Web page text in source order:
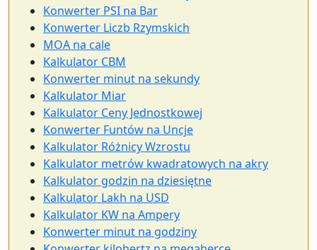
Konwerter PSI na Bar
Konwerter Liczb Rzymskich
MOA na cale
Kalkulator CBM
Konwerter minut na sekundy
Kalkulator Miar
Kalkulator Ceny Jednostkowej
Konwerter Funtów na Uncje
Kalkulator Różnicy Wzrostu
Kalkulator metrów kwadratowych na akry
Kalkulator godzin na dziesiętne
Kalkulator Lakh na USD
Kalkulator KW na Ampery
Konwerter minut na godziny